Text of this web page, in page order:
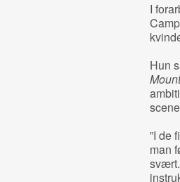
I
Hun
”I de
man